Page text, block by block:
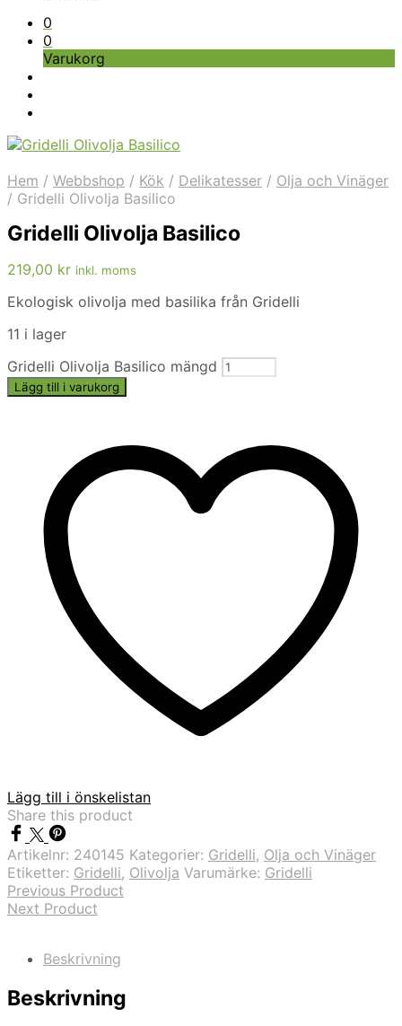
0
0
Varukorg
Hem / Webbshop / Kök / Delikatesser / Olja och Vinäger
/ Gridelli Olivolja Basilico
Gridelli Olivolja Basilico
219,00 kr inkl. moms
Ekologisk olivolja med basilika från Gridelli
11 i lager
Gridelli Olivolja Basilico mängd
Lägg till i varukorg
Lägg till i önskelistan
Share this product
Artikelnr: 240145 Kategorier: Gridelli, Olja och Vinäger
Etiketter: Gridelli, Olivolja Varumärke: Gridelli
Previous Product
Next Product
Beskrivning
Beskrivning